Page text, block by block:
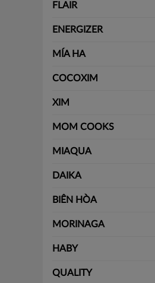
FLAIR
ENERGIZER
MÍA HA
COCOXIM
XIM
MOM COOKS
MIAQUA
DAIKA
BIÊN HÒA
MORINAGA
HABY
QUALITY